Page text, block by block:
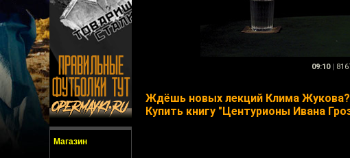
Магазин
09:10 |
Ждёшь новых лекций Клима
Купить книгу "Центурионы Ивана